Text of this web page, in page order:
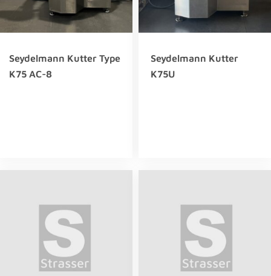
Seydelmann Kutter Type
K75 AC-8
Seydelmann Kutter
K75U